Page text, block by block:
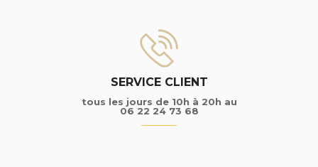
SERVICE CLIENT
tous les jours de 10h à 20h au
06 22 24 73 68